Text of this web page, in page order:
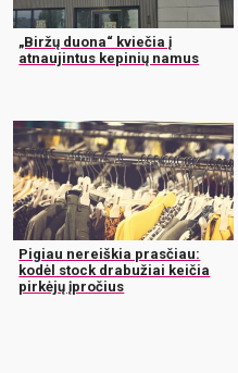
„Biržų duona“ kviečia į
atnaujintus kepinių namus
Pigiau nereiškia prasčiau:
kodėl stock drabužiai keičia
pirkėjų įpročius